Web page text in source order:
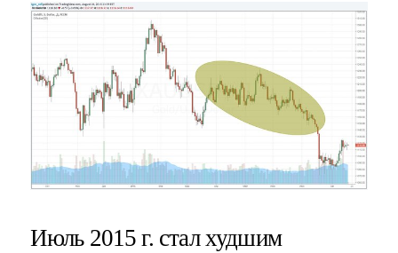
Июль 2015 г. стал худшим